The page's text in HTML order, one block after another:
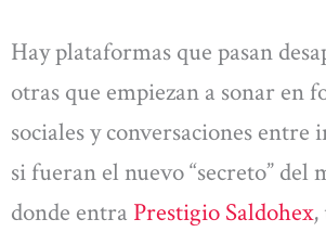
Hay plataformas que pasan
otras que empiezan a sonar en
sociales y conversaciones entre
si fueran el nuevo “secreto” del
donde entra Prestigio Saldohex,